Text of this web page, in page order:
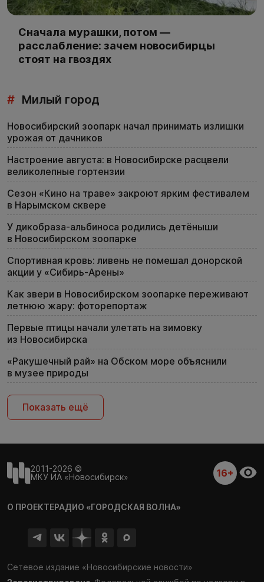
Сначала мурашки, потом —
расслабление: зачем новосибирцы
стоят на гвоздях
# Милый город
Новосибирский зоопарк начал принимать излишки
урожая от дачников
Настроение августа: в Новосибирске расцвели
великолепные гортензии
Сезон «Кино на траве» закроют ярким фестивалем
в Нарымском сквере
У дикобраза-альбиноса родились детёныши
в Новосибирском зоопарке
Спортивная кровь: ливень не помешал донорской
акции у «Сибирь-Арены»
Как звери в Новосибирском зоопарке переживают
летнюю жару: фоторепортаж
Первые птицы начали улетать на зимовку
из Новосибирска
«Ракушечный рай» на Обском море объяснили
в музее природы
Показать ещё
2011-2026 ©
МКУ ИА «Новосибирск»
16+
О ПРОЕКТЕРАДИО «ГОРОДСКАЯ ВОЛНА»
Сетевое издание «Новосибирские новости»